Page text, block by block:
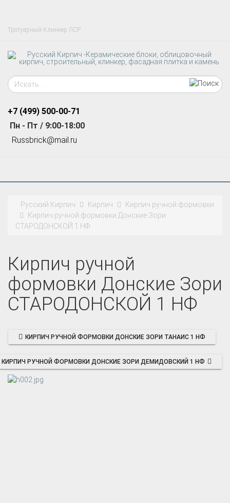
Тротуарный Клинкер ЛСР
+7 (499) 500-00-71
Пн - Пт / 9:00-18:00
Russbrick@mail.ru
Русский Кирпич Кирпич
Кирпич ручной формовки
Кирпич ручной формовки Донские Зори
СТАРОДОНСКОЙ 1 НФ
Кирпич ручной
формовки Донские Зори
СТАРОДОНСКОЙ 1 НФ
КИРПИЧ РУЧНОЙ ФОРМОВКИ ДОНСКИЕ ЗОРИ ТАНАИС 1 НФ
КИРПИЧ РУЧНОЙ ФОРМОВКИ ДОНСКИЕ ЗОРИ ДЕМИДОВСКИЙ 1 НФ